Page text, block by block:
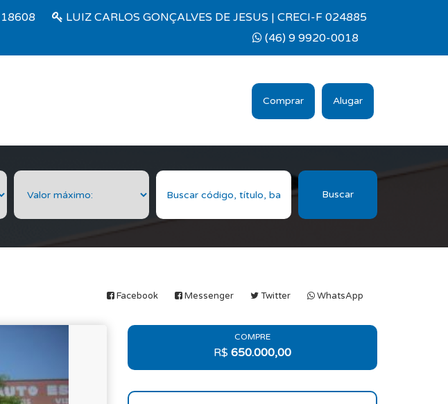
LUIZ CARLOS GONÇALVES DE JESUS | CRECI-F 024885
(46) 9 9920-0018
Comprar Alugar
Buscar
Facebook Messenger Twitter WhatsApp
COMPRE
R$ 650.000,00